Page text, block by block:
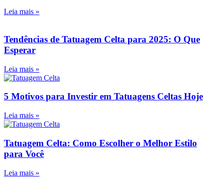
Leia mais »
Tendências de Tatuagem Celta para 2025: O Que
Esperar
Leia mais »
5 Motivos para Investir em Tatuagens Celtas Hoje
Leia mais »
Tatuagem Celta: Como Escolher o Melhor Estilo
para Você
Leia mais »